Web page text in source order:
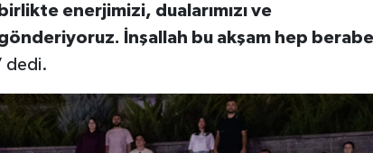
enerjimizi, dualarımızı ve
İnşallah bu akşam hep
dedi.